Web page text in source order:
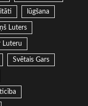
lūgšana
Luters
Luteru
Svētais Gars
ticība